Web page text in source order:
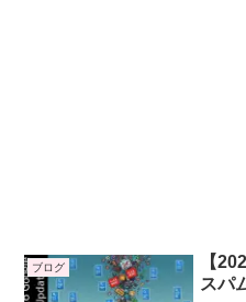
ブログ
【
スパ